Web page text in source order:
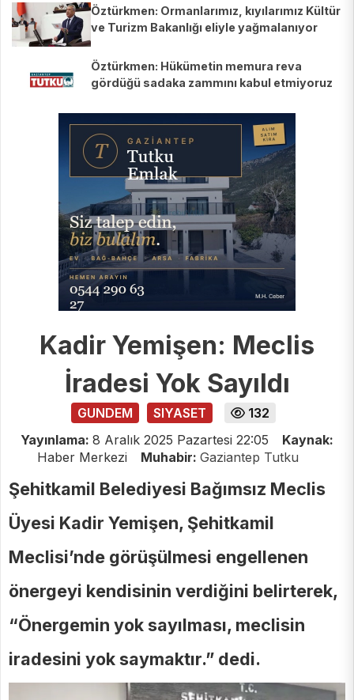
Öztürkmen: Ormanlarımız, kıyılarımız Kültür
ve Turizm Bakanlığı eliyle yağmalanıyor
Öztürkmen: Hükümetin memura reva
gördüğü sadaka zammını kabul etmiyoruz
Kadir Yemişen: Meclis
İradesi Yok Sayıldı
GUNDEM SIYASET
132
Yayınlama: 8 Aralık 2025 Pazartesi 22:05
Kaynak:
Haber Merkezi
Muhabir: Gaziantep Tutku
Şehitkamil Belediyesi Bağımsız Meclis
Üyesi Kadir Yemişen, Şehitkamil
Meclisi’nde görüşülmesi engellenen
önergeyi kendisinin verdiğini belirterek,
“Önergemin yok sayılması, meclisin
iradesini yok saymaktır.” dedi.